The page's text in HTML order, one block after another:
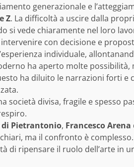
generazionale e
Z. La difficoltà a uscire dalla
si vede chiaramente nel loro
con decisione e
individuale,
ha aperto molte possibilità,
ha diluito le narrazioni forti e
società divisa, fragile e spesso
di Pietrantonio, Francesco Arena
ma il confronto è
di ripensare il ruolo dell’arte in